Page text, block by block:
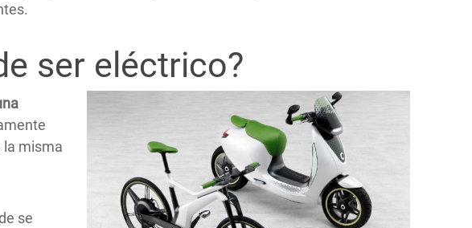
ser eléctrico?
la misma
se